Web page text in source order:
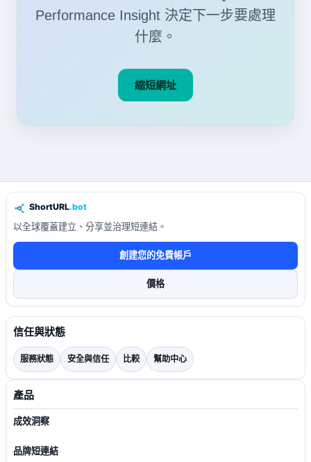
Performance Insight 決定下一步要處理
什麼。
縮短網址
以全球覆蓋建立、分享並治理短連結。
創建您的免費帳戶
價格
信任與狀態
服務狀態 安全與信任 比較 幫助中心
產品
成效洞察
品牌短連結